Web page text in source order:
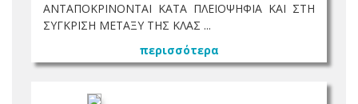
ΑΝΤΑΠΟΚΡΙΝΟΝΤΑΙ ΚΑΤΑ ΠΛΕΙΟΨΗΦΙΑ ΚΑΙ ΣΤΗ
ΣΥΓΚΡΙΣΗ ΜΕΤΑΞΥ ΤΗΣ ΚΛΑΣ ...
περισσότερα